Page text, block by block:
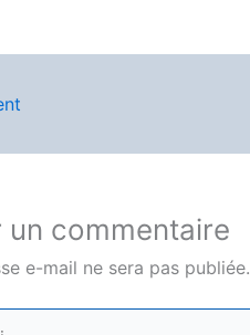
un commentaire
e-mail ne sera pas publiée.